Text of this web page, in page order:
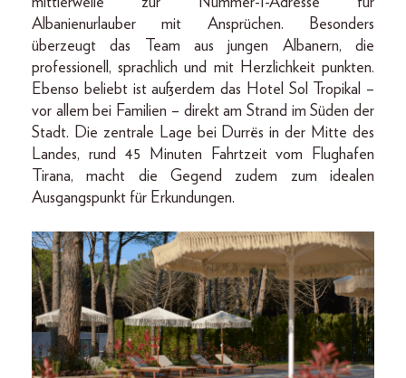
Albanienurlauber mit Ansprüchen. Besonders
überzeugt das Team aus jungen Albanern, die
professionell, sprachlich und mit Herzlichkeit punkten.
Ebenso beliebt ist außerdem das Hotel Sol Tropikal –
vor allem bei Familien – direkt am Strand im Süden der
Stadt. Die zentrale Lage bei Durrës in der Mitte des
Landes, rund 45 Minuten Fahrtzeit vom Flughafen
Tirana, macht die Gegend zudem zum idealen
Ausgangspunkt für Erkundungen.